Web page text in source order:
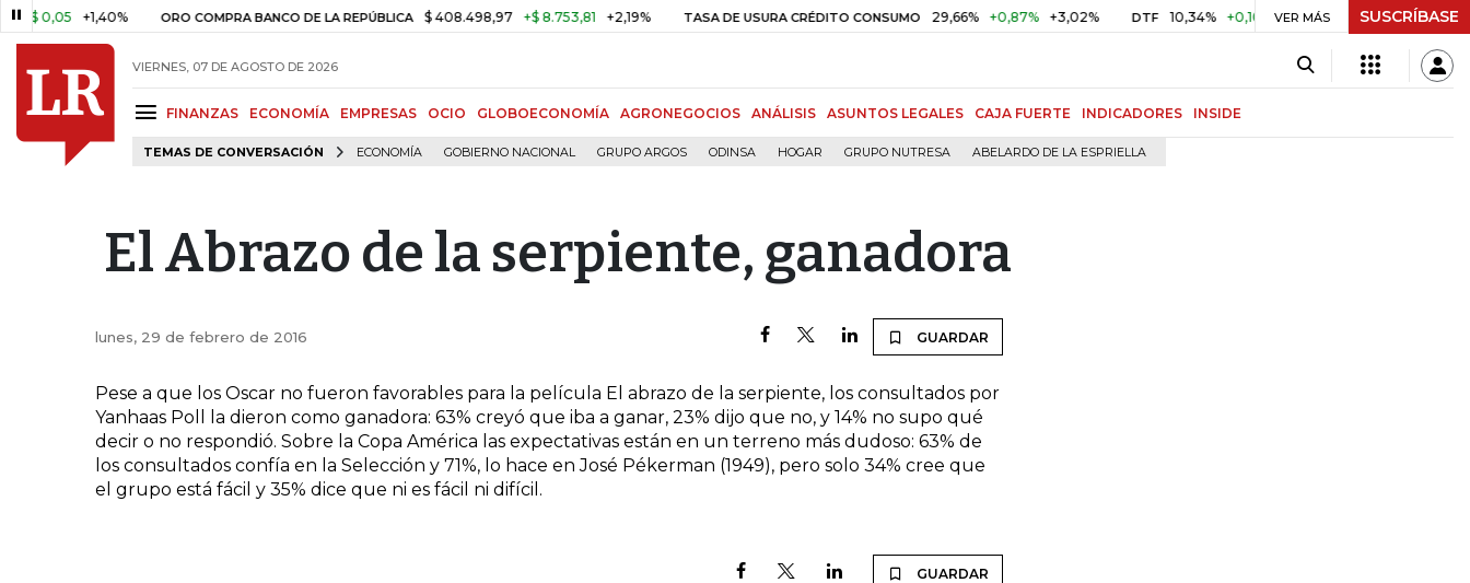
0,05 +1,40% ORO COMPRA BANCO DE LA REPÚBLICA $ 408.498,97 +$ 8.753,81 +2,19% TASA DE USURA CRÉDITO CONSUMO 29,66% +0,87% +3,02% 10,34% +0,10% +0,98% UVR $ 416,91 +$
VER MÁS SUSCRÍBASE
VIERNES, 07 DE AGOSTO DE 2026
FINANZAS ECONOMÍA EMPRESAS OCIO GLOBOECONOMÍA AGRONEGOCIOS ANÁLISIS ASUNTOS LEGALES CAJA FUERTE INDICADORES INSIDE
TEMAS DE CONVERSACIÓN ECONOMÍA GOBIERNO NACIONAL GRUPO ARGOS ODINSA HOGAR GRUPO NUTRESA ABELARDO DE LA ESPRIELLA
El Abrazo de la serpiente, ganadora
lunes, 29 de febrero de 2016 GUARDAR
Pese a que los Oscar no fueron favorables para la película El abrazo de la serpiente, los consultados por
Yanhaas Poll la dieron como ganadora: 63% creyó que iba a ganar, 23% dijo que no, y 14% no supo qué
decir o no respondió. Sobre la Copa América las expectativas están en un terreno más dudoso: 63% de
los consultados confía en la Selección y 71%, lo hace en José Pékerman (1949), pero solo 34% cree que
el grupo está fácil y 35% dice que ni es fácil ni difícil.
GUARDAR